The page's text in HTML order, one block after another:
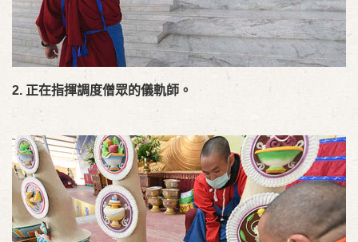
2. 正在指揮調度僧眾的儀軌師。